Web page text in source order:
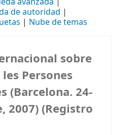
de autoridad
Nube de temas
sobre
Persones
(Barcelona. 24-
2007) (Registro